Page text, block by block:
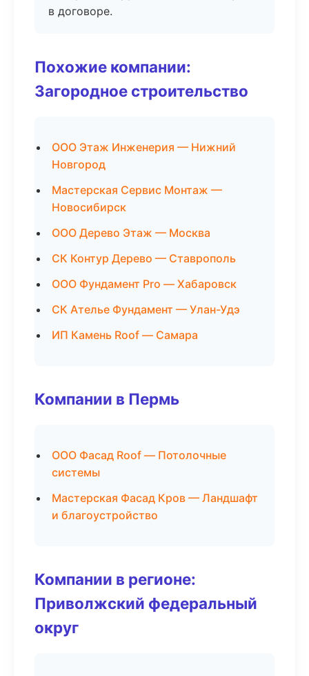
в договоре.
Похожие компании:
Загородное строительство
ООО Этаж Инженерия — Нижний
Новгород
Мастерская Сервис Монтаж —
Новосибирск
ООО Дерево Этаж — Москва
СК Контур Дерево — Ставрополь
ООО Фундамент Pro — Хабаровск
СК Ателье Фундамент — Улан-Удэ
ИП Камень Roof — Самара
Компании в Пермь
ООО Фасад Roof — Потолочные
системы
Мастерская Фасад Кров — Ландшафт
и благоустройство
Компании в регионе:
Приволжский федеральный
округ